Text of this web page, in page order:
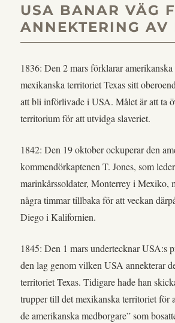
USA BANAR VÄG
ANNEKTERING AV
1836: Den 2 mars förklarar
mexikanska territoriet Texas sitt
att bli införlivade i USA. Målet är att ta
territorium för att utvidga slaveriet.
1842: Den 19 oktober ockuperar den
kommendörkaptenen T. Jones, som
marinkårssoldater, Monterrey i Mexiko,
några timmar tillbaka för att veckan
Diego i Kalifornien.
1845: Den 1 mars undertecknar USA:s
den lag genom vilken USA annekterar
territoriet Texas. Tidigare hade han
trupper till det mexikanska territoriet för
de amerikanska medborgare” som